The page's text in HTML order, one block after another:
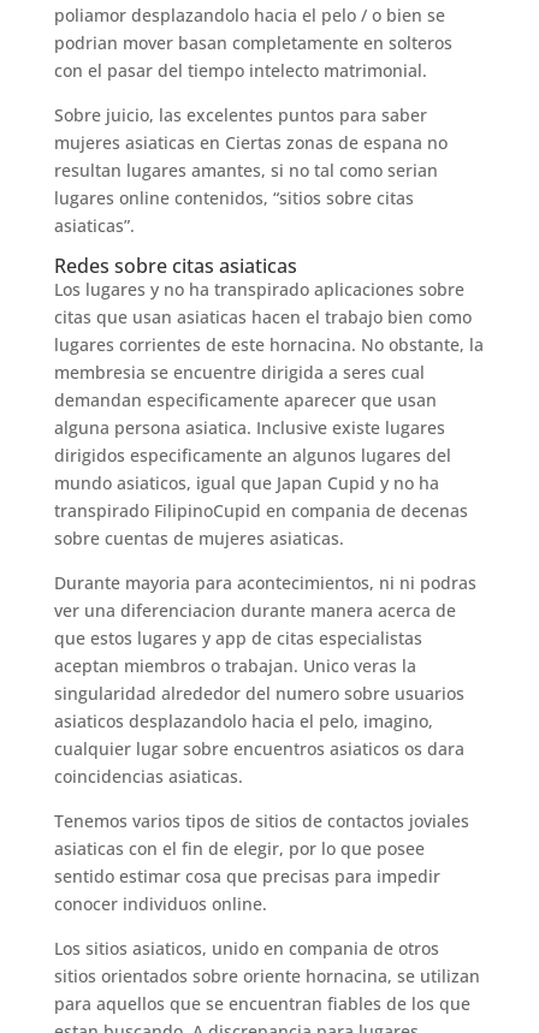
poliamor desplazandolo hacia el pelo / o bien se
podri­an mover basan completamente en solteros
con el pasar del tiempo intelecto matrimonial.
Sobre juicio, las excelentes puntos para saber
mujeres asiaticas en Ciertas zonas de espana no
resultan lugares amantes, si no tal como serian
lugares online contenidos, “sitios sobre citas
asiaticas”.
Redes sobre citas asiaticas
Los lugares y no ha transpirado aplicaciones sobre
citas que usan asiaticas hacen el trabajo bien como
lugares corrientes de este hornacina. No obstante, la
membresia se encuentre dirigida a seres cual
demandan especificamente aparecer que usan
alguna persona asiatica. Inclusive existe lugares
dirigidos especificamente an algunos lugares del
mundo asiaticos, igual que Japan Cupid y no ha
transpirado FilipinoCupid en compania de decenas
sobre cuentas de mujeres asiaticas.
Durante mayoria para acontecimientos, ni ni podras
ver una diferenciacion durante manera acerca de
que estos lugares y app de citas especialistas
aceptan miembros o trabajan. Unico veras la
singularidad alrededor del numero sobre usuarios
asiaticos desplazandolo hacia el pelo, imagino,
cualquier lugar sobre encuentros asiaticos os dara
coincidencias asiaticas.
Tenemos varios tipos de sitios de contactos joviales
asiaticas con el fin de elegir, por lo que posee
sentido estimar cosa que precisas para impedir
conocer individuos online.
Los sitios asiaticos, unido en compania de otros
sitios orientados sobre oriente hornacina, se utilizan
para aquellos que se encuentran fiables de los que